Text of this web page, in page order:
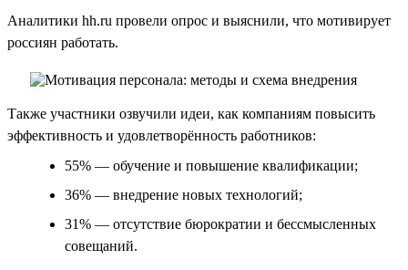
Аналитики hh.ru провели опрос и выяснили, что мотивирует
россиян работать.
Также участники озвучили идеи, как компаниям повысить
эффективность и удовлетворённость работников:
55% — обучение и повышение квалификации;
36% — внедрение новых технологий;
31% — отсутствие бюрократии и бессмысленных
совещаний.